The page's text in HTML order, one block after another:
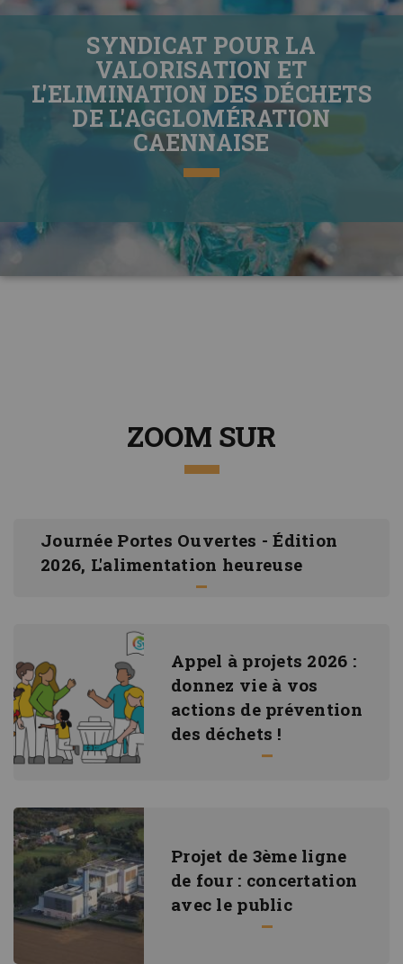
SYNDICAT POUR LA
VALORISATION ET
L'ELIMINATION DES DÉCHETS
DE L'AGGLOMÉRATION
CAENNAISE
ZOOM SUR
Journée Portes Ouvertes - Édition
2026, L'alimentation heureuse
Appel à projets 2026 :
donnez vie à vos
actions de prévention
des déchets !
Projet de 3ème ligne
de four : concertation
avec le public